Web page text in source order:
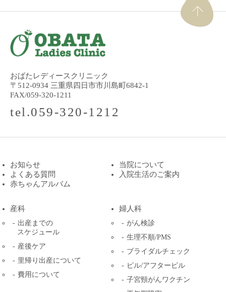
おばたレディースクリニック
〒512-0934 三重県四日市市川島町6842-1
FAX/059-320-1211
tel.059-320-1212
お知らせ
当院について
よくある質問
入院生活のご案内
赤ちゃんアルバム
産科
出産までの
スケジュール
産後ケア
里帰り出産について
費用について
婦人科
がん検診
生理不順/PMS
ブライダルチェック
ピル/アフターピル
子宮頸がんワクチン